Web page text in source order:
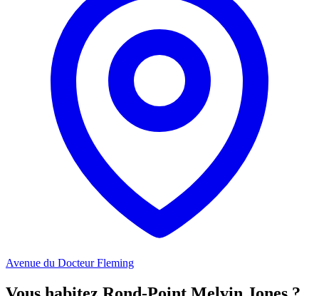
Avenue du Docteur Fleming